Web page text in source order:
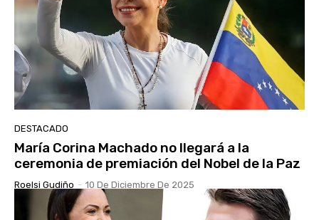
DESTACADO
María Corina Machado no llegará a la
ceremonia de premiación del Nobel de la Paz
Roelsi Gudiño - 10 De Diciembre De 2025